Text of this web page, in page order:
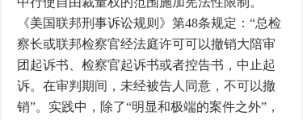
《美国联邦刑事诉讼规则》第48条规定：“总检
察长或联邦检察官经法庭许可可以撤销大陪审
团起诉书、检察官起诉书或者控告书，中止起
诉。在审判期间，未经被告人同意，不可以撤
销”。实践中，除了“明显和极端的案件之外”，